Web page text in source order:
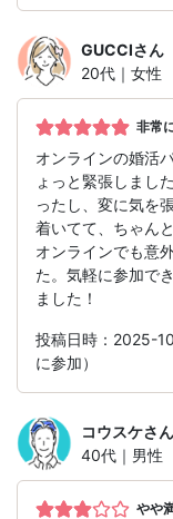
GUCCIさん
20代｜女性
非常
オンラインの婚活
ょっと緊張しまし
ったし、変に気を
着いてて、ちゃん
オンラインでも意
た。気軽に参加で
ました！
投稿日時：2025-
に参加）
コウスケさん
40代｜男性
やや